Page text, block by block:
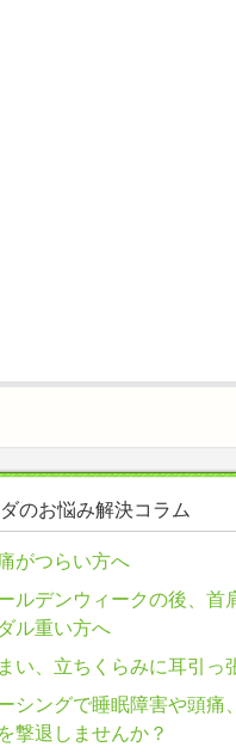
のお悩み解決コラム
がつらい方へ
ルデンウィークの後、首
ル重い方へ
い、立ちくらみに耳引っ
シングで睡眠障害や頭痛
撃退しませんか？